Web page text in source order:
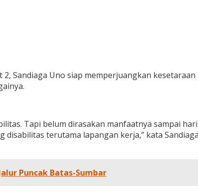
2, Sandiaga Uno siap memperjuangkan
Tapi belum dirasakan manfaatnya sampai
terutama lapangan kerja,” kata
Puncak Batas-Sumbar